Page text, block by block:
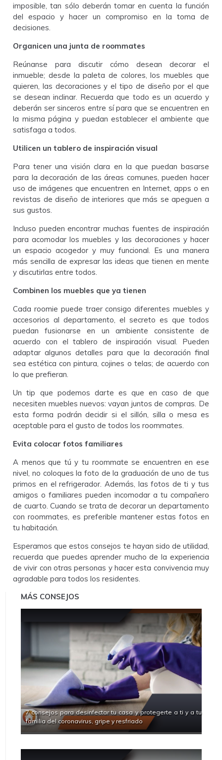
imposible, tan sólo deberán tomar en cuenta la función
del espacio y hacer un compromiso en la toma de
decisiones.
Organicen una junta de roommates
Reúnanse para discutir cómo desean decorar el
inmueble; desde la paleta de colores, los muebles que
quieren, las decoraciones y el tipo de diseño por el que
se desean inclinar. Recuerda que todo es un acuerdo y
deberán ser sinceros entre sí para que se encuentren en
la misma página y puedan establecer el ambiente que
satisfaga a todos.
Utilicen un tablero de inspiración visual
Para tener una visión clara en la que puedan basarse
para la decoración de las áreas comunes, pueden hacer
uso de imágenes que encuentren en Internet, apps o en
revistas de diseño de interiores que más se apeguen a
sus gustos.
Incluso pueden encontrar muchas fuentes de inspiración
para acomodar los muebles y las decoraciones y hacer
un espacio acogedor y muy funcional. Es una manera
más sencilla de expresar las ideas que tienen en mente
y discutirlas entre todos.
Combinen los muebles que ya tienen
Cada roomie puede traer consigo diferentes muebles y
accesorios al departamento, el secreto es que todos
puedan fusionarse en un ambiente consistente de
acuerdo con el tablero de inspiración visual. Pueden
adaptar algunos detalles para que la decoración final
sea estética con pintura, cojines o telas; de acuerdo con
lo que prefieran.
Un tip que podemos darte es que en caso de que
necesiten muebles nuevos: vayan juntos de compras. De
esta forma podrán decidir si el sillón, silla o mesa es
aceptable para el gusto de todos los roommates.
Evita colocar fotos familiares
A menos que tú y tu roommate se encuentren en ese
nivel, no coloques la foto de la graduación de uno de tus
primos en el refrigerador. Además, las fotos de ti y tus
amigos o familiares pueden incomodar a tu compañero
de cuarto. Cuando se trata de decorar un departamento
con roommates, es preferible mantener estas fotos en
tu habitación.
Esperamos que estos consejos te hayan sido de utilidad,
recuerda que puedes aprender mucho de la experiencia
de vivir con otras personas y hacer esta convivencia muy
agradable para todos los residentes.
MÁS CONSEJOS
7 consejos para desinfectar tu casa y protegerte a ti y a tu
familia del coronavirus, gripe y resfriado